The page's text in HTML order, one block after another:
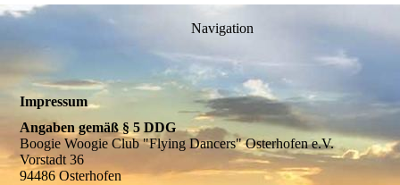
Navigation
Impressum
Angaben gemäß § 5 DDG
Boogie Woogie Club "Flying Dancers" Osterhofen e.V.
Vorstadt 36
94486 Osterhofen